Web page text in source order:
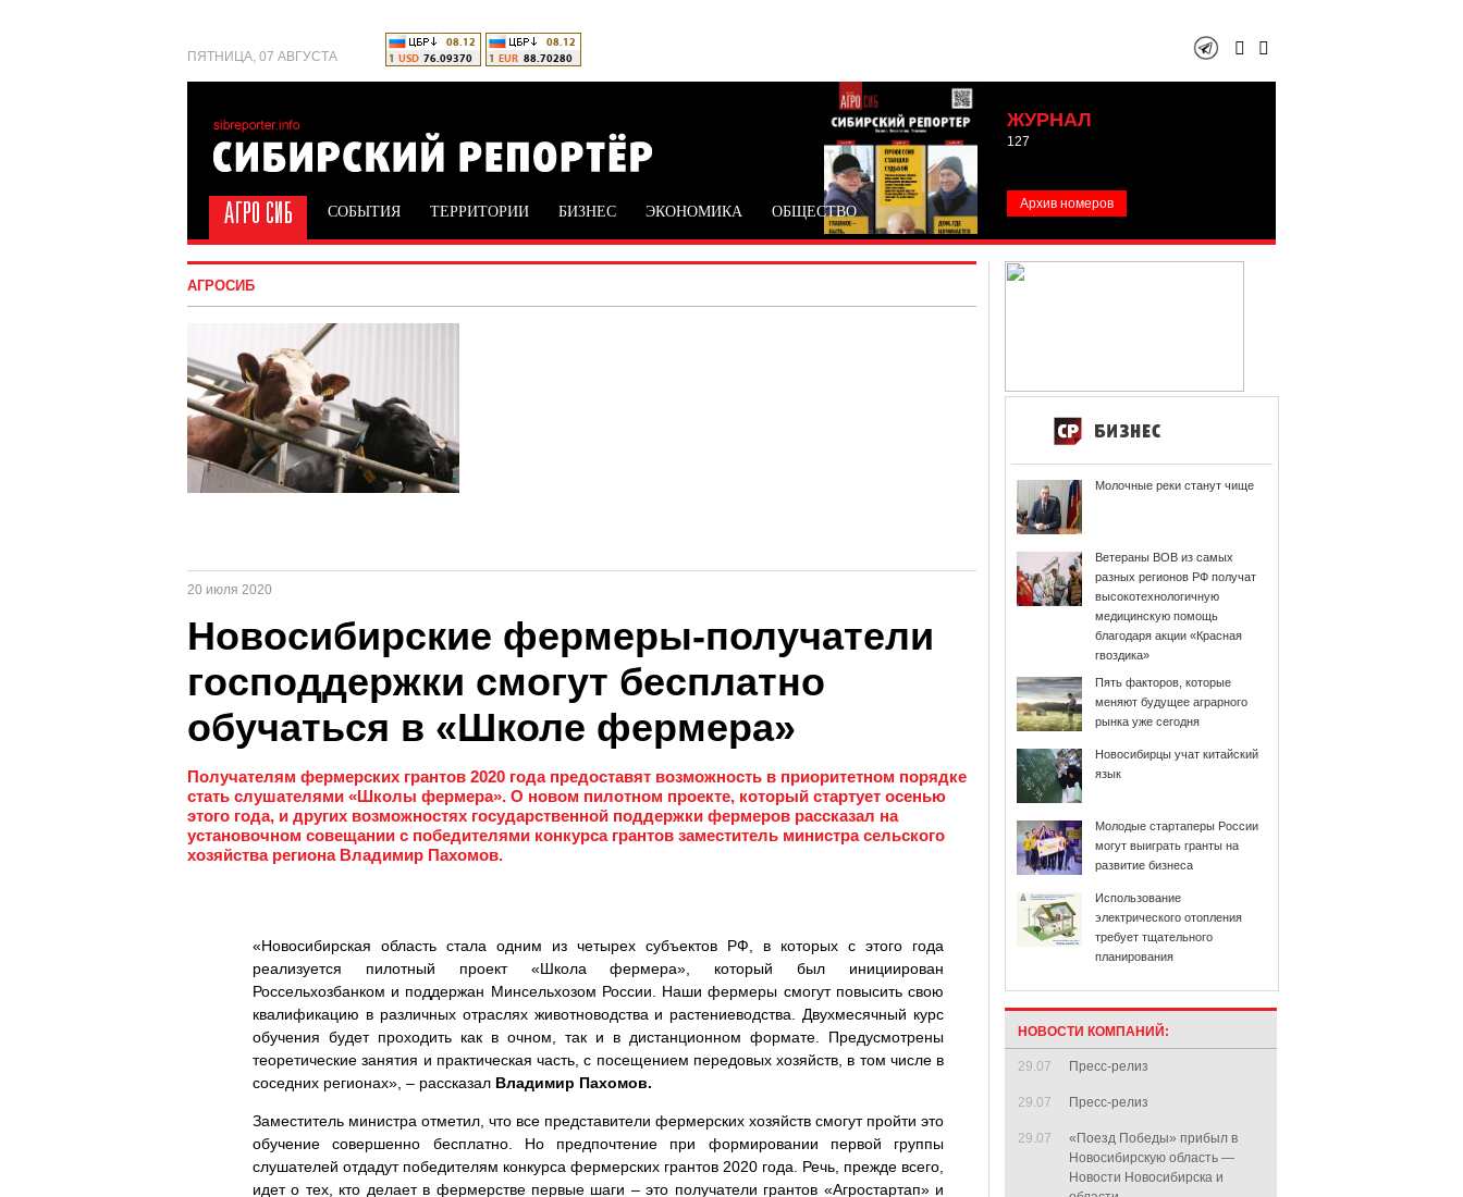
ПЯТНИЦА, 07 АВГУСТА
ЖУРНАЛ
127
Архив номеров
СОБЫТИЯ ТЕРРИТОРИИ БИЗНЕС ЭКОНОМИКА ОБЩЕСТВО
АГРОСИБ
20 июля 2020
Новосибирские фермеры-получатели
господдержки смогут бесплатно
обучаться в «Школе фермера»
Получателям фермерских грантов 2020 года предоставят возможность в приоритетном порядке
стать слушателями «Школы фермера». О новом пилотном проекте, который стартует осенью
этого года, и других возможностях государственной поддержки фермеров рассказал на
установочном совещании с победителями конкурса грантов заместитель министра сельского
хозяйства региона Владимир Пахомов.
«Новосибирская область стала одним из четырех субъектов РФ, в которых с этого года
реализуется пилотный проект «Школа фермера», который был инициирован
Россельхозбанком и поддержан Минсельхозом России. Наши фермеры смогут повысить свою
квалификацию в различных отраслях животноводства и растениеводства. Двухмесячный курс
обучения будет проходить как в очном, так и в дистанционном формате. Предусмотрены
теоретические занятия и практическая часть, с посещением передовых хозяйств, в том числе в
соседних регионах», – рассказал Владимир Пахомов.
Заместитель министра отметил, что все представители фермерских хозяйств смогут пройти это
обучение совершенно бесплатно. Но предпочтение при формировании первой группы
слушателей отдадут победителям конкурса фермерских грантов 2020 года. Речь, прежде всего,
идет о тех, кто делает в фермерстве первые шаги – это получатели грантов «Агростартап» и
Молочные реки станут чище
Ветераны ВОВ из самых
разных регионов РФ получат
высокотехнологичную
медицинскую помощь
благодаря акции «Красная
гвоздика»
Пять факторов, которые
меняют будущее аграрного
рынка уже сегодня
Новосибирцы учат китайский
язык
Молодые стартаперы России
могут выиграть гранты на
развитие бизнеса
Использование
электрического отопления
требует тщательного
планирования
НОВОСТИ КОМПАНИЙ:
29.07 Пресс-релиз
29.07 Пресс-релиз
29.07
«Поезд Победы» прибыл в
Новосибирскую область —
Новости Новосибирска и